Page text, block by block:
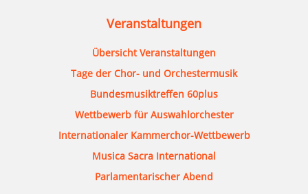
Veranstaltungen
Übersicht Veranstaltungen
Tage der Chor- und Orchestermusik
Bundesmusiktreffen 60plus
Wettbewerb für Auswahlorchester
Internationaler Kammerchor-Wettbewerb
Musica Sacra International
Parlamentarischer Abend